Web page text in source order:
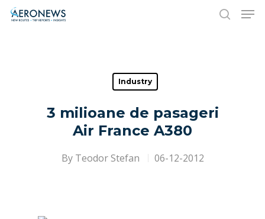
Hit enter to search or ESC to close
Industry
3 milioane de pasageri
Air France A380
By Teodor Stefan 06-12-2012